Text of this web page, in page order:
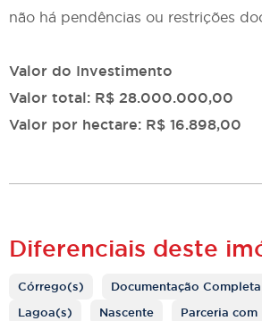
não há pendências ou restrições
Valor do Investimento
Valor total: R$ 28.000.000,00
Valor por hectare: R$ 16.898,00
Diferenciais deste
Córrego(s)
Documentação
Lagoa(s)
Nascente
Parceria